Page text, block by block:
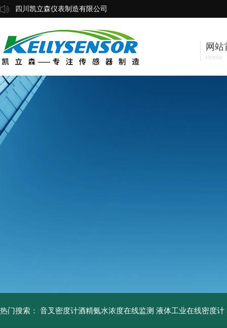
四川凯立森仪表制造有限公司
网站
Home
热门搜索： 音叉密度计酒精氨水浓度在线监测 液体工业在线密度计